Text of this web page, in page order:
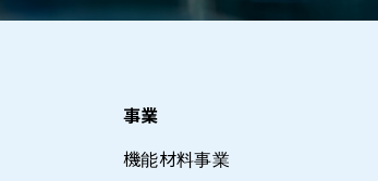
事業
機能材料事業